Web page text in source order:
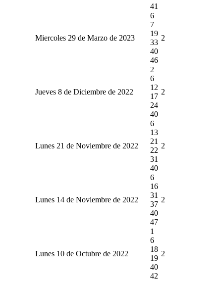
41
Miercoles 29 de Marzo de 2023
6
7
19
33
40
46
2
Jueves 8 de Diciembre de 2022
2
6
12
17
24
40
2
Lunes 21 de Noviembre de 2022
6
13
21
22
31
40
2
Lunes 14 de Noviembre de 2022
6
16
31
37
40
47
2
Lunes 10 de Octubre de 2022
1
6
18
19
40
42
2